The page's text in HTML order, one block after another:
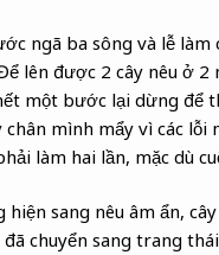
ngã ba sông và lễ làm
lên được 2 cây nêu ở
một bước lại dừng để
mình mẩy vì các
làm hai lần, mặc dù
sang nêu âm ẩn,
chuyển sang trang